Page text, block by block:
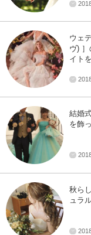
ウェ
ヴ)
イト
結婚
を飾
秋ら
ュラ